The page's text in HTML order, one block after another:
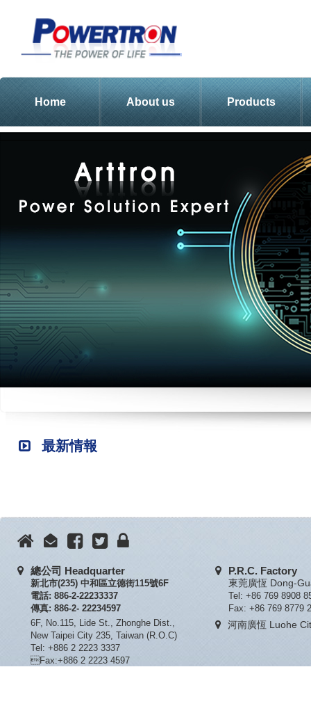
Home About us Products
最新情報
總公司 Headquarter
新北市(235) 中和區立德街115號6F
電話: 886-2-22233337
傳真: 886-2- 22234597
6F, No.115, Lide St., Zhonghe Dist.,
New Taipei City 235, Taiwan (R.O.C)
Tel: +886 2 2223 3337
Fax:+886 2 2223 4597
P.R.C. Factory
東莞廣恆 Dong-
Tel: +86 769 8908
Fax: +86 769 8779
河南廣恆 Luohe